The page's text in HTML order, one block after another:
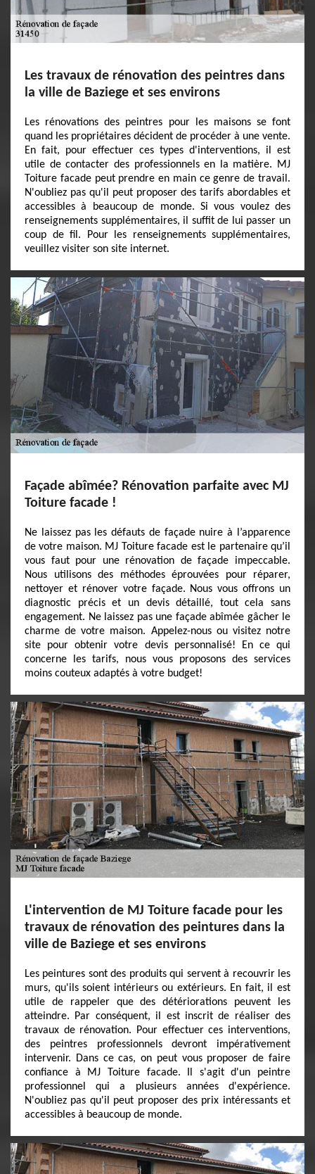
Les travaux de rénovation des peintres dans
la ville de Baziege et ses environs
Les rénovations des peintres pour les maisons se font
quand les propriétaires décident de procéder à une vente.
En fait, pour effectuer ces types d'interventions, il est
utile de contacter des professionnels en la matière. MJ
Toiture facade peut prendre en main ce genre de travail.
N'oubliez pas qu'il peut proposer des tarifs abordables et
accessibles à beaucoup de monde. Si vous voulez des
renseignements supplémentaires, il suffit de lui passer un
coup de fil. Pour les renseignements supplémentaires,
veuillez visiter son site internet.
Façade abîmée? Rénovation parfaite avec MJ
Toiture facade !
Ne laissez pas les défauts de façade nuire à l’apparence
de votre maison. MJ Toiture facade est le partenaire qu’il
vous faut pour une rénovation de façade impeccable.
Nous utilisons des méthodes éprouvées pour réparer,
nettoyer et rénover votre façade. Nous vous offrons un
diagnostic précis et un devis détaillé, tout cela sans
engagement. Ne laissez pas une façade abîmée gâcher le
charme de votre maison. Appelez-nous ou visitez notre
site pour obtenir votre devis personnalisé! En ce qui
concerne les tarifs, nous vous proposons des services
moins couteux adaptés à votre budget!
L'intervention de MJ Toiture facade pour les
travaux de rénovation des peintures dans la
ville de Baziege et ses environs
Les peintures sont des produits qui servent à recouvrir les
murs, qu'ils soient intérieurs ou extérieurs. En fait, il est
utile de rappeler que des détériorations peuvent les
atteindre. Par conséquent, il est inscrit de réaliser des
travaux de rénovation. Pour effectuer ces interventions,
des peintres professionnels devront impérativement
intervenir. Dans ce cas, on peut vous proposer de faire
confiance à MJ Toiture facade. Il s'agit d'un peintre
professionnel qui a plusieurs années d'expérience.
N'oubliez pas qu'il peut proposer des prix intéressants et
accessibles à beaucoup de monde.